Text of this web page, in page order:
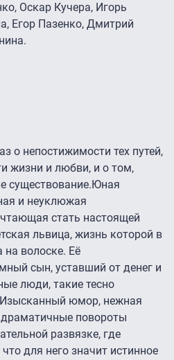
Оскар Кучера, Игорь
Егор Пазенко, Дмитрий
о непостижимости тех путей,
жизни и любви, и о том,
существование.Юная
и неуклюжая
стать настоящей
львица, жизнь которой в
на волоске. Её
сын, уставший от денег и
люди, такие тесно
юмор, нежная
повороты
развязке, где
для него значит истинное